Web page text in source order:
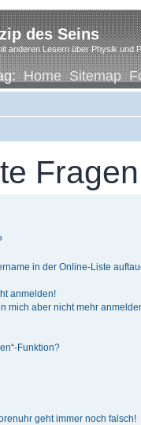
des Seins
anderen Lesern über Physik und
Home Sitemap
Fragen
in der Online-Liste
anmelden!
mich aber nicht mehr
Funktion?
geht immer noch falsch!